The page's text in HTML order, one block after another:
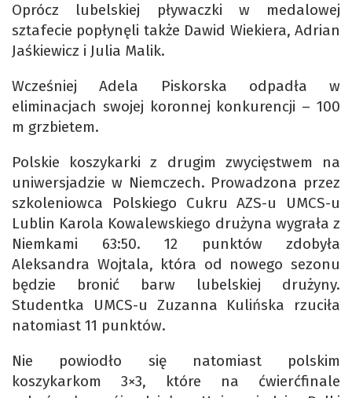
Oprócz lubelskiej pływaczki w medalowej
sztafecie popłynęli także Dawid Wiekiera, Adrian
Jaśkiewicz i Julia Malik.
Wcześniej Adela Piskorska odpadła w
eliminacjach swojej koronnej konkurencji – 100
m grzbietem.
Polskie koszykarki z drugim zwycięstwem na
uniwersjadzie w Niemczech. Prowadzona przez
szkoleniowca Polskiego Cukru AZS-u UMCS-u
Lublin Karola Kowalewskiego drużyna wygrała z
Niemkami 63:50. 12 punktów zdobyła
Aleksandra Wojtala, która od nowego sezonu
będzie bronić barw lubelskiej drużyny.
Studentka UMCS-u Zuzanna Kulińska rzuciła
natomiast 11 punktów.
Nie powiodło się natomiast polskim
koszykarkom 3×3, które na ćwierćfinale